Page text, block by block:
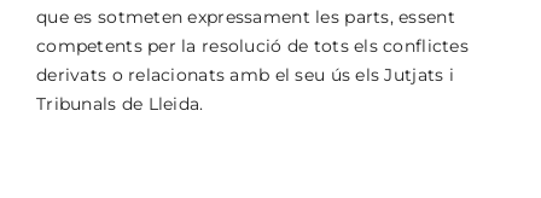
que es sotmeten expressament les parts, essent
competents per la resolució de tots els conflictes
derivats o relacionats amb el seu ús els Jutjats i
Tribunals de Lleida.